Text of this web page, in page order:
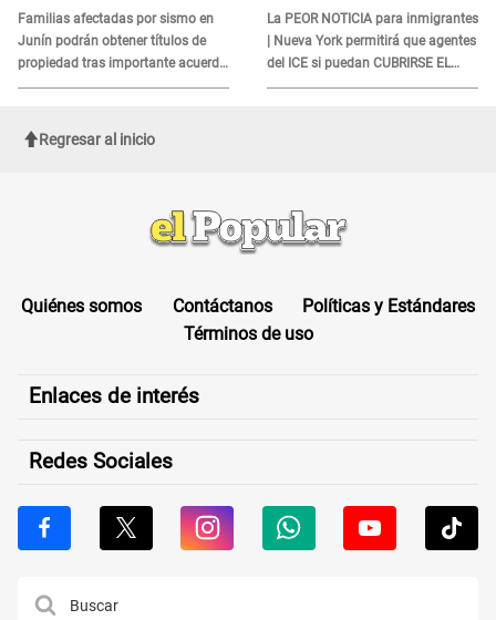
Familias afectadas por sismo en
Junín podrán obtener títulos de
propiedad tras importante acuerdo
de Cofopri
DOCUMENTO
La PEOR NOTICIA para inmigrantes
| Nueva York permitirá que agentes
del ICE si puedan CUBRIRSE EL
ROSTRO
Regresar al inicio
Quiénes somos Contáctanos
Políticas y Estándares
Términos de uso
Enlaces de interés
Redes Sociales